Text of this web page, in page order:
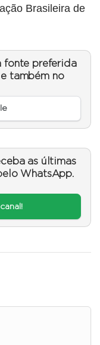
Brasileira de
fonte preferida
também no
as últimas
WhatsApp.